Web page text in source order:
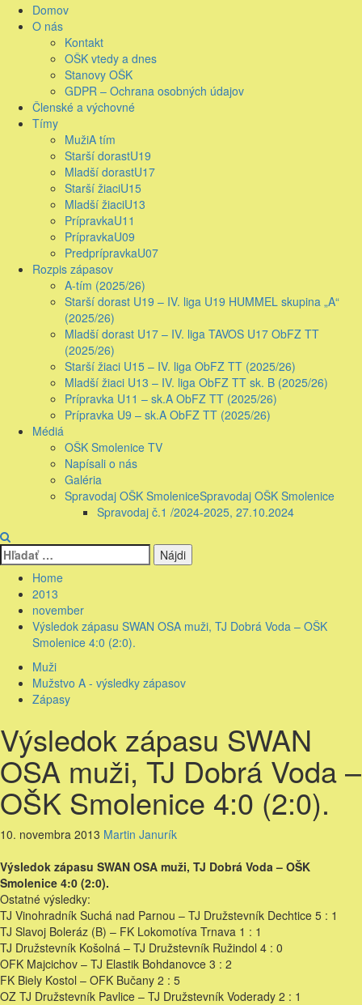
Skip
Primary
Menu
Domov
O nás
Kontakt
OŠK vtedy a dnes
Stanovy OŠK
GDPR – Ochrana osobných údajov
Členské a výchovné
Tímy
MužiA tím
Starší dorastU19
Mladší dorastU17
Starší žiaciU15
Mladší žiaciU13
PrípravkaU11
PrípravkaU09
PredprípravkaU07
Rozpis zápasov
A-tím (2025/26)
Starší dorast U19 – IV. liga U19 HUMMEL skupina „A“
(2025/26)
Mladší dorast U17 – IV. liga TAVOS U17 ObFZ TT
(2025/26)
Starší žiaci U15 – IV. liga ObFZ TT (2025/26)
Mladší žiaci U13 – IV. liga ObFZ TT sk. B (2025/26)
Prípravka U11 – sk.A ObFZ TT (2025/26)
Prípravka U9 – sk.A ObFZ TT (2025/26)
Médiá
OŠK Smolenice TV
Napísali o nás
Galéria
Spravodaj OŠK SmoleniceSpravodaj OŠK Smolenice
Spravodaj č.1 /2024-2025, 27.10.2024
Hľadať:
Home
2013
november
Výsledok zápasu SWAN OSA muži, TJ Dobrá Voda – OŠK
Smolenice 4:0 (2:0).
Muži
Mužstvo A - výsledky zápasov
Zápasy
Výsledok zápasu SWAN
OSA muži, TJ Dobrá Voda –
OŠK Smolenice 4:0 (2:0).
10. novembra 2013 Martin Janurík
Výsledok zápasu SWAN OSA muži, TJ Dobrá Voda – OŠK
Smolenice 4:0 (2:0).
Ostatné výsledky:
TJ Vinohradník Suchá nad Parnou – TJ Družstevník Dechtice 5 : 1
TJ Slavoj Boleráz (B) – FK Lokomotíva Trnava 1 : 1
TJ Družstevník Košolná – TJ Družstevník Ružindol 4 : 0
OFK Majcichov – TJ Elastik Bohdanovce 3 : 2
FK Biely Kostol – OFK Bučany 2 : 5
OZ TJ Družstevník Pavlice – TJ Družstevník Voderady 2 : 1